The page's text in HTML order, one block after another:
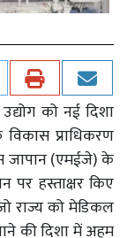
को नई दिशा
प्राधिकरण
जापान (एमईजे) के
पर हस्ताक्षर किए
राज्य को मेडिकल
की दिशा में अहम